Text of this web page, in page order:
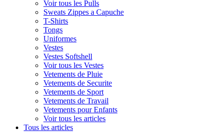
Voir tous les Pulls
Sweats Zippes a Capuche
T-Shirts
Tongs
Uniformes
Vestes
Vestes Softshell
Voir tous les Vestes
Vetements de Pluie
Vetements de Securite
Vetements de Sport
Vetements de Travail
Vetements pour Enfants
Voir tous les articles
Tous les articles